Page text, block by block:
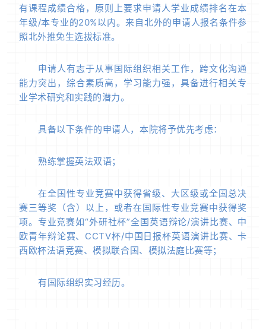
有课程成绩合格，原则上要求申请人学业成绩排名在本
年级/本专业的20%以内。来自北外的申请人报名条件参
照北外推免生选拔标准。
申请人有志于从事国际组织相关工作，跨文化沟通
能力突出，综合素质高，学习能力强，具备进行相关专
业学术研究和实践的潜力。
具备以下条件的申请人，本院将予优先考虑：
熟练掌握英法双语；
在全国性专业竞赛中获得省级、大区级或全国总决
赛三等奖（含）以上，或者在国际性专业竞赛中获得奖
项。专业竞赛如“外研社杯”全国英语辩论/演讲比赛、中
欧青年辩论赛、CCTV杯/中国日报杯英语演讲比赛、卡
西欧杯法语竞赛、模拟联合国、模拟法庭比赛等；
有国际组织实习经历。